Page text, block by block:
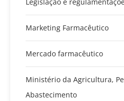
Marketing Farmacêutico
Mercado farmacêutico
Ministério da Agricultura,
Abastecimento